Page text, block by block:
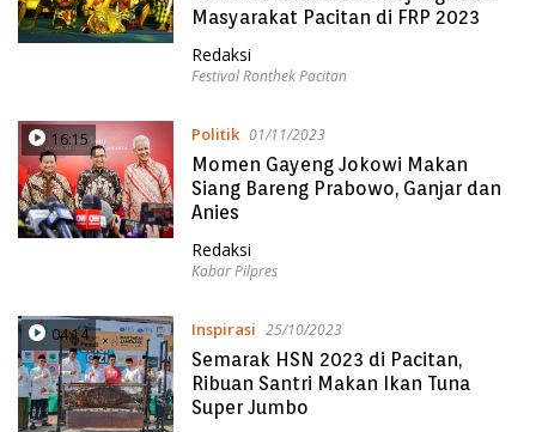
Masyarakat Pacitan di FRP 2023
Redaksi
Festival Ronthek Pacitan
16:15 Politik 01/11/2023
Momen Gayeng Jokowi Makan
Siang Bareng Prabowo, Ganjar dan
Anies
Redaksi
Kabar Pilpres
04:14 Inspirasi 25/10/2023
Semarak HSN 2023 di Pacitan,
Ribuan Santri Makan Ikan Tuna
Super Jumbo